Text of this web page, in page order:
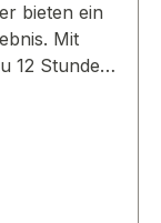
bieten ein
Mit
12 Stunden